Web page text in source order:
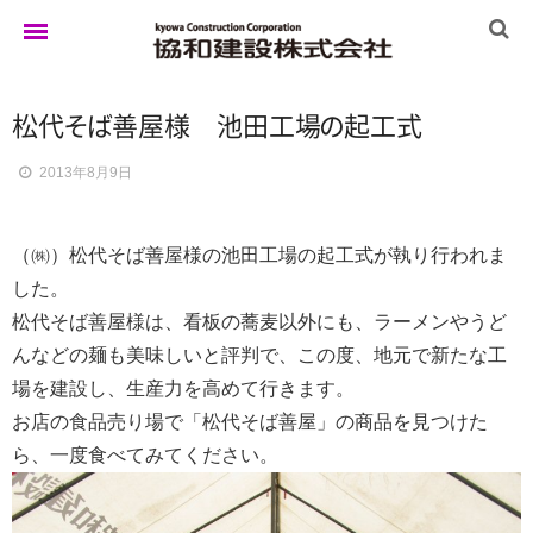
ホーム
実例集
ブログ
イベント
松代そば善屋様 池田工場の起工式
2013年8月9日
（㈱）松代そば善屋様の池田工場の起工式が執り行われま
した。
松代そば善屋様は、看板の蕎麦以外にも、ラーメンやうど
んなどの麺も美味しいと評判で、この度、地元で新たな工
場を建設し、生産力を高めて行きます。
お店の食品売り場で「松代そば善屋」の商品を見つけた
ら、一度食べてみてください。